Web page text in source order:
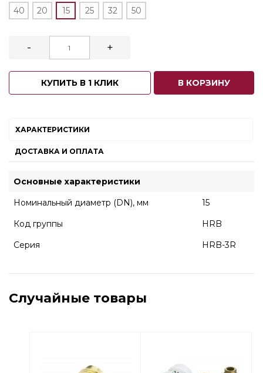
40
20 15 25 32 50
- +
КУПИТЬ В 1 КЛИК В КОРЗИНУ
ХАРАКТЕРИСТИКИ
ДОСТАВКА И ОПЛАТА
Основные характеристики
Номинальный диаметр (DN), мм
15
Код группы
HRB
Серия
HRB-3R
Случайные товары